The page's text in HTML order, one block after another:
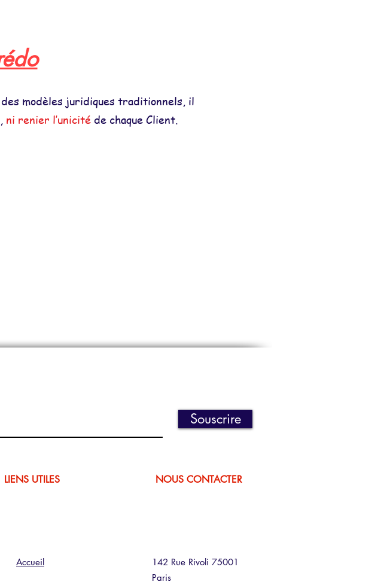
modèles juridiques traditionnels, il
ni renier l’unicité de chaque Client.
Souscrire
LIENS UTILES
Accueil
NOUS CONTACTER
142 Rue Rivoli 75001
Paris